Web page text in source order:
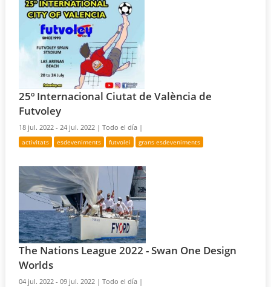
25º Internacional Ciutat de València de
Futvoley
18 jul. 2022 - 24 jul. 2022 |Todo el día |
activitats esdeveniments futvolei grans esdeveniments
The Nations League 2022 - Swan One Design
Worlds
04 jul. 2022 - 09 jul. 2022 |Todo el día |